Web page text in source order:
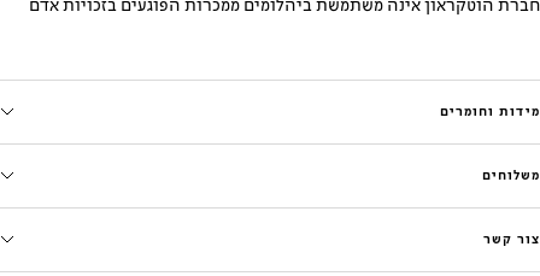
חברת הוטקראון אינה משתמשת ביהלומים ממכרות הפוגעים בזכויות אדם
מידות וחומרים
משלוחים
צור קשר